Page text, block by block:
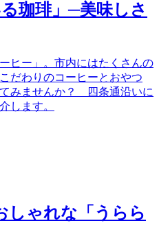
珈琲」─美味しさ
ヒー」。市内にはたくさんの
だわりのコーヒーとおやつ
みませんか？ 四条通沿いに
します。
しゃれな「うらら